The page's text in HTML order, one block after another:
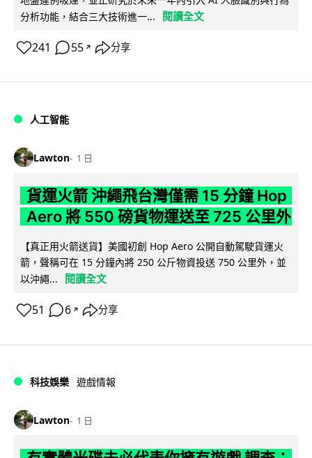
分析功能，結合三大技術進一...
閱讀全文
241 55 ↗ 分享
人工智能
Lawton 1 日
貨運火箭 沖繩飛台灣僅需 15 分鐘 Hop
Aero 將 550 磅貨物運送至 725 公里外
【真正用火箭送貨】美國初創 Hop Aero 公開自動駕駛貨運火
箭，聲稱可在 15 分鐘內將 250 公斤物資投送 750 公里外，並
以沖繩...
閱讀全文
51 6 ↗ 分享
科技娛樂 遊戲情報
Lawton 1 日